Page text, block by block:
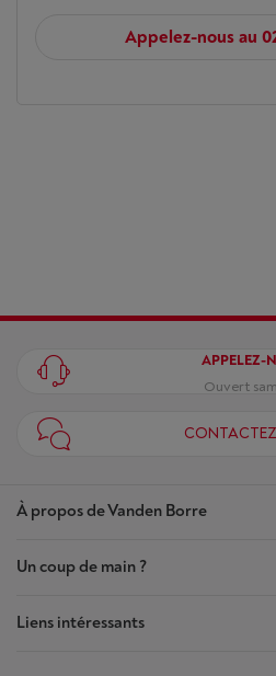
Appelez-nous au
À propos de Vanden Borre
Nos magasins
Contrat de Confiance
Un coup de main ?
Mes commandes
Liens intéressants
APPELEZ-
Ouvert